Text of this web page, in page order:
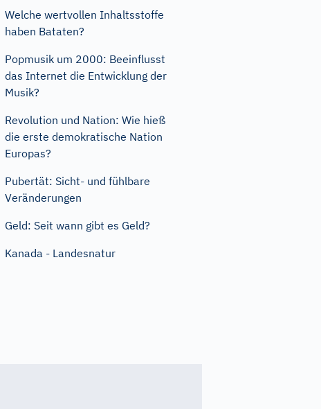
Welche wertvollen Inhaltsstoffe
haben Bataten?
Popmusik um 2000: Beeinflusst
das Internet die Entwicklung der
Musik?
Revolution und Nation: Wie hieß
die erste demokratische Nation
Europas?
Pubertät: Sicht- und fühlbare
Veränderungen
Geld: Seit wann gibt es Geld?
Kanada - Landesnatur